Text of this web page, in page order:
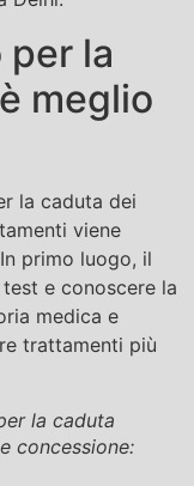
la
meglio
la caduta dei
viene
primo luogo, il
e conoscere la
medica e
trattamenti più
la caduta
concessione: